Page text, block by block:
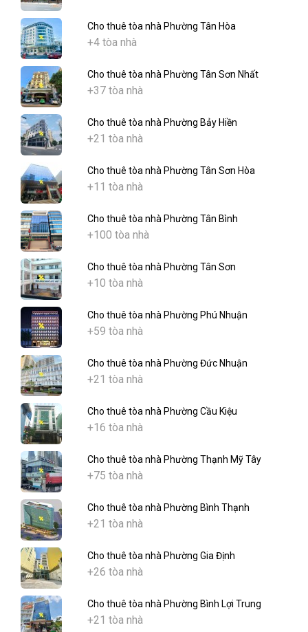
Cho thuê tòa nhà Phường Tân Hòa
+4 tòa nhà
Cho thuê tòa nhà Phường Tân Sơn Nhất
+37 tòa nhà
Cho thuê tòa nhà Phường Bảy Hiền
+21 tòa nhà
Cho thuê tòa nhà Phường Tân Sơn Hòa
+11 tòa nhà
Cho thuê tòa nhà Phường Tân Bình
+100 tòa nhà
Cho thuê tòa nhà Phường Tân Sơn
+10 tòa nhà
Cho thuê tòa nhà Phường Phú Nhuận
+59 tòa nhà
Cho thuê tòa nhà Phường Đức Nhuận
+21 tòa nhà
Cho thuê tòa nhà Phường Cầu Kiệu
+16 tòa nhà
Cho thuê tòa nhà Phường Thạnh Mỹ Tây
+75 tòa nhà
Cho thuê tòa nhà Phường Bình Thạnh
+21 tòa nhà
Cho thuê tòa nhà Phường Gia Định
+26 tòa nhà
Cho thuê tòa nhà Phường Bình Lợi Trung
+21 tòa nhà